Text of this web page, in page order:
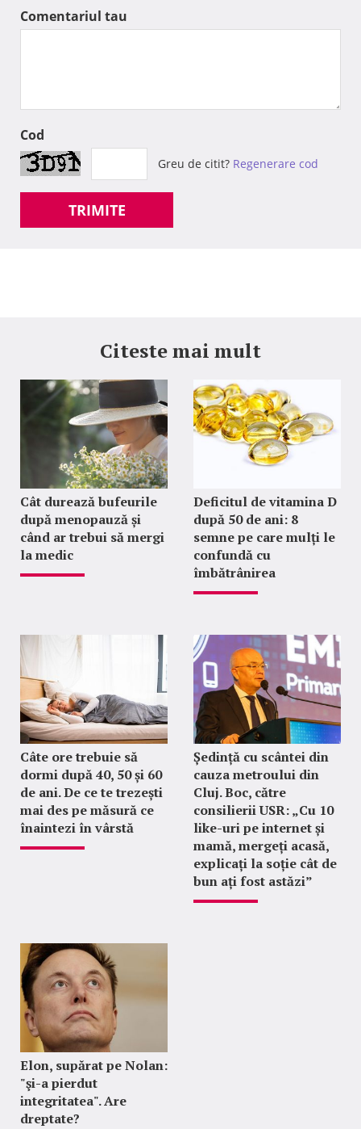
Comentariul tau
Cod
Greu de citit? Regenerare cod
TRIMITE
Citeste mai mult
Cât durează bufeurile
după menopauză și
când ar trebui să mergi
la medic
Deficitul de vitamina D
după 50 de ani: 8
semne pe care mulți le
confundă cu
îmbătrânirea
Câte ore trebuie să
dormi după 40, 50 și 60
de ani. De ce te trezești
mai des pe măsură ce
înaintezi în vârstă
Ședință cu scântei din
cauza metroului din
Cluj. Boc, către
consilierii USR: „Cu 10
like-uri pe internet și
mamă, mergeți acasă,
explicați la soție cât de
bun ați fost astăzi”
Elon, supărat pe Nolan:
"şi-a pierdut
integritatea". Are
dreptate?